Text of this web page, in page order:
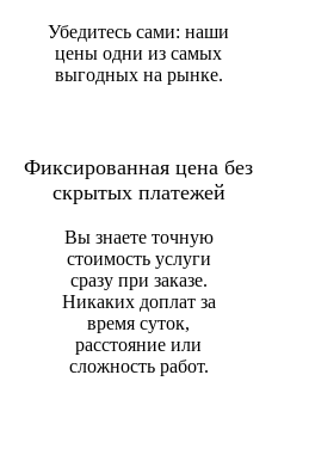
Убедитесь сами: наши
цены одни из самых
выгодных на рынке.
Фиксированная цена без
скрытых платежей
Вы знаете точную
стоимость услуги
сразу при заказе.
Никаких доплат за
время суток,
расстояние или
сложность работ.